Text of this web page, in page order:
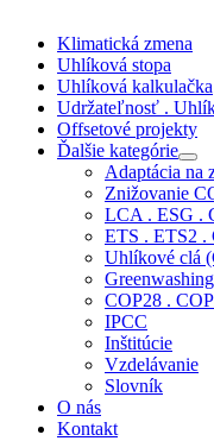
Klimatická zmena
Uhlíková stopa
Uhlíková kalkulačka
Udržateľnosť .
Offsetové projekty
Ďalšie kategórie
Adaptácia na
Znižovanie
LCA . ESG .
ETS . ETS2 .
Uhlíkové clá
COP28 .
IPCC
Inštitúcie
Vzdelávanie
Slovník
O nás
Kontakt